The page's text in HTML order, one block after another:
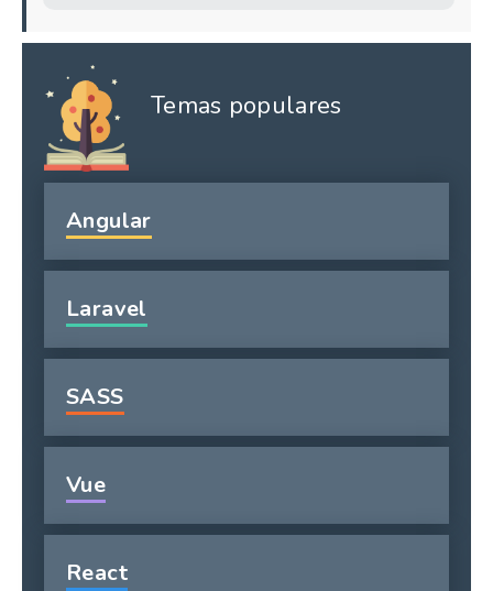
Temas populares
Angular
Laravel
SASS
Vue
React